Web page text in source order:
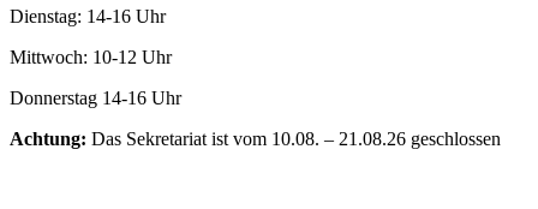
Dienstag: 14-16 Uhr
Mittwoch: 10-12 Uhr
Donnerstag 14-16 Uhr
Achtung: Das Sekretariat ist vom 10.08. – 21.08.26 geschlossen